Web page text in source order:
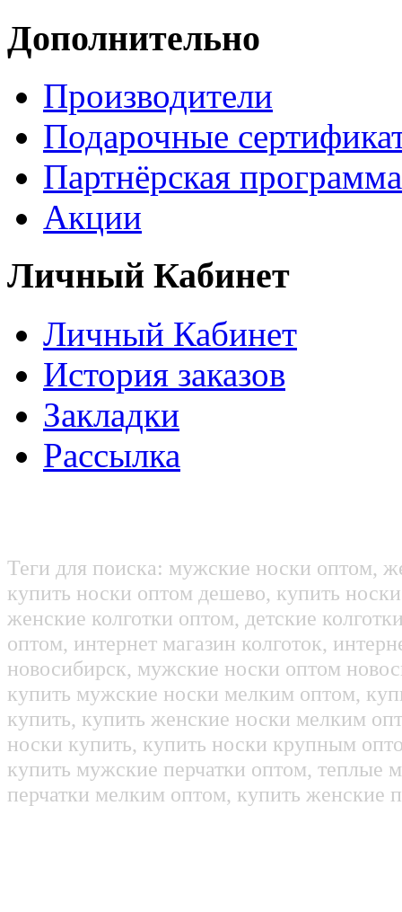
Дополнительно
Производители
Подарочные
Партнёрская программа
Акции
Личный Кабинет
Личный Кабинет
История заказов
Закладки
Рассылка
Теги для поиска: мужские носки оптом,
купить носки оптом дешево, купить
женские колготки оптом, детские
оптом, интернет магазин колготок,
новосибирск, мужские носки оптом
купить мужские носки мелким оптом,
купить, купить женские носки мелким
носки купить, купить носки крупным
купить мужские перчатки оптом, теплые
перчатки мелким оптом, купить женские